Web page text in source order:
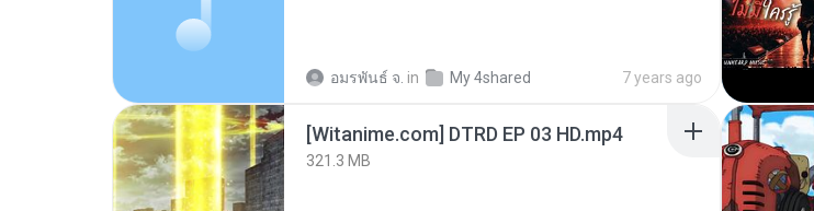
อมรพันธ์ จ. in My 4shared 7 years ago
[Witanime.com] DTRD EP 03 HD.mp4
321.3 MB